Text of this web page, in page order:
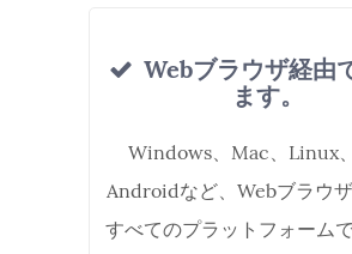
Webブラウザ経由
ます。
Windows、Mac、Linux、
Androidなど、Webブラウ
すべてのプラットフォーム